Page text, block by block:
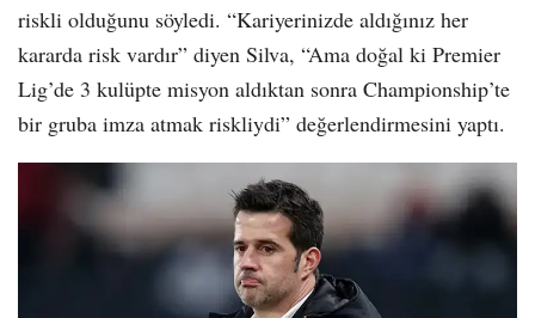
riskli olduğunu söyledi. “Kariyerinizde aldığınız her
kararda risk vardır” diyen Silva, “Ama doğal ki Premier
Lig’de 3 kulüpte misyon aldıktan sonra Championship’te
bir gruba imza atmak riskliydi” değerlendirmesini yaptı.